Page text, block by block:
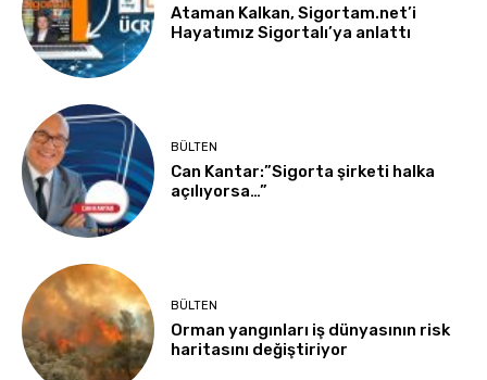
Ataman Kalkan, Sigortam.net’i
Hayatımız Sigortalı’ya anlattı
BÜLTEN
Can Kantar:”Sigorta şirketi halka
açılıyorsa…”
BÜLTEN
Orman yangınları iş dünyasının risk
haritasını değiştiriyor